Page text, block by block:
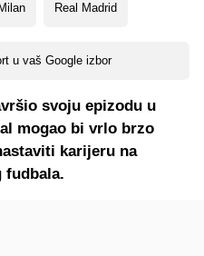
Real Madrid
u vaš Google izbor
svoju epizodu u
mogao bi vrlo brzo
karijeru na
fudbala.